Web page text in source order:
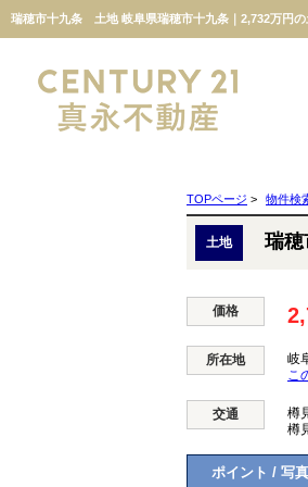
瑞穂市十九条 土地 岐阜県瑞穂市十九条｜2,732万円
TOPページ > 物件検
土地 瑞
価格
所在地 岐
こ
交通 樽
樽
ポイント / 写真